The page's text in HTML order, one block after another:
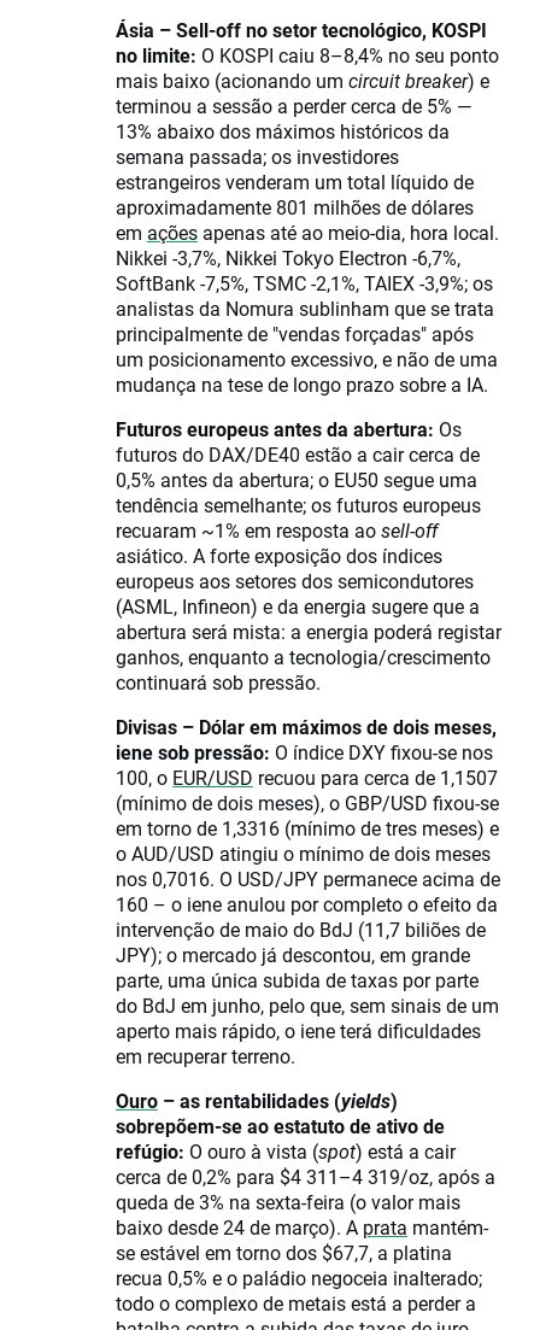
Ásia – Sell-off no setor tecnológico, KOSPI
no limite: O KOSPI caiu 8–8,4% no seu ponto
mais baixo (acionando um circuit breaker) e
terminou a sessão a perder cerca de 5% —
13% abaixo dos máximos históricos da
semana passada; os investidores
estrangeiros venderam um total líquido de
aproximadamente 801 milhões de dólares
em ações apenas até ao meio-dia, hora local.
Nikkei -3,7%, Nikkei Tokyo Electron -6,7%,
SoftBank -7,5%, TSMC -2,1%, TAIEX -3,9%; os
analistas da Nomura sublinham que se trata
principalmente de "vendas forçadas" após
um posicionamento excessivo, e não de uma
mudança na tese de longo prazo sobre a IA.
Futuros europeus antes da abertura: Os
futuros do DAX/DE40 estão a cair cerca de
0,5% antes da abertura; o EU50 segue uma
tendência semelhante; os futuros europeus
recuaram ~1% em resposta aosell-off
asiático. A forte exposição dos índices
europeus aos setores dos semicondutores
(ASML, Infineon) e da energia sugere que a
abertura será mista: a energia poderá registar
ganhos, enquanto a tecnologia/crescimento
continuará sob pressão.
Divisas – Dólar em máximos de dois meses,
iene sob pressão: O índice DXY fixou-se nos
100, o EUR/USD recuou para cerca de 1,1507
(mínimo de dois meses), o GBP/USD fixou-se
em torno de 1,3316 (mínimo de tres meses) e
o AUD/USD atingiu o mínimo de dois meses
nos 0,7016. O USD/JPY permanece acima de
160 – o iene anulou por completo o efeito da
intervenção de maio do BdJ (11,7 biliões de
JPY); o mercado já descontou, em grande
parte, uma única subida de taxas por parte
do BdJ em junho, pelo que, sem sinais de um
aperto mais rápido, o iene terá dificuldades
em recuperar terreno.
Ouro – as rentabilidades (yields)
sobrepõem-se ao estatuto de ativo de
refúgio: O ouro à vista (spot) está a cair
cerca de 0,2% para $4 311–4 319/oz, após a
queda de 3% na sexta-feira (o valor mais
baixo desde 24 de março). A prata mantém-
se estável em torno dos $67,7, a platina
recua 0,5% e o paládio negoceia inalterado;
todo o complexo de metais está a perder a